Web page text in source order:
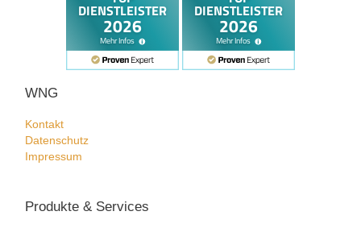
WNG
Kontakt
Datenschutz
Impressum
Produkte & Services